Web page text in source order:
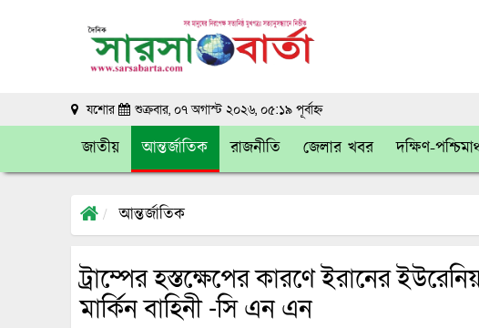
যশোর শুক্রবার, ০৭ অগাস্ট ২০২৬, ০৫:১৯ পূর্বাহ্ন
জাতীয় আন্তর্জাতিক রাজনীতি জেলার খবর দক্ষিণ-
আন্তর্জাতিক
ট্রাম্পের হস্তক্ষেপের কারণে ইরানের
মার্কিন বাহিনী -সি এন এন